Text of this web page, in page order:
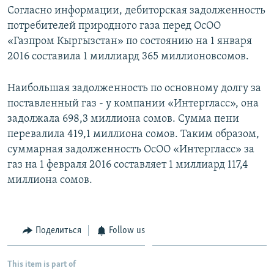
Согласно информации, дебиторская задолженность
потребителей природного газа перед ОсОО
«Газпром Кыргызстан» по состоянию на 1 января
2016 составила 1 миллиард 365 миллионовсомов.
Наибольшая задолженность по основному долгу за
поставленный газ - у компании «Интергласс», она
задолжала 698,3 миллиона сомов. Сумма пени
перевалила 419,1 миллиона сомов. Таким образом,
суммарная задолженность ОсОО «Интергласс» за
газ на 1 февраля 2016 составляет 1 миллиард 117,4
миллиона сомов.
Поделиться Follow us
This item is part of